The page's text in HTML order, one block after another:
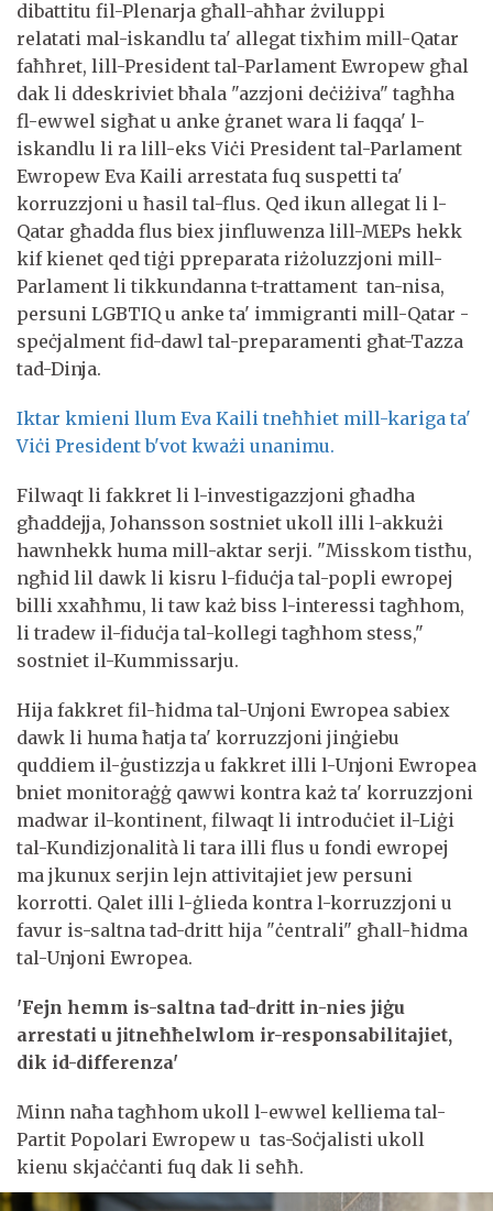
dibattitu fil-Plenarja għall-aħħar żviluppi
relatati mal-iskandlu ta' allegat tixħim mill-Qatar
faħħret, lill-President tal-Parlament Ewropew għal
dak li ddeskriviet bħala "azzjoni deċiżiva" tagħha
fl-ewwel sigħat u anke ġranet wara li faqqa' l-
iskandlu li ra lill-eks Viċi President tal-Parlament
Ewropew Eva Kaili arrestata fuq suspetti ta'
korruzzjoni u ħasil tal-flus. Qed ikun allegat li l-
Qatar għadda flus biex jinfluwenza lill-MEPs hekk
kif kienet qed tiġi ppreparata riżoluzzjoni mill-
Parlament li tikkundanna t-trattament tan-nisa,
persuni LGBTIQ u anke ta' immigranti mill-Qatar -
speċjalment fid-dawl tal-preparamenti għat-Tazza
tad-Dinja.
Iktar kmieni llum Eva Kaili tneħħiet mill-kariga ta'
Viċi President b'vot kważi unanimu.
Filwaqt li fakkret li l-investigazzjoni għadha
għaddejja, Johansson sostniet ukoll illi l-akkużi
hawnhekk huma mill-aktar serji. "Misskom tistħu,
ngħid lil dawk li kisru l-fiduċja tal-popli ewropej
billi xxaħħmu, li taw każ biss l-interessi tagħhom,
li tradew il-fiduċja tal-kollegi tagħhom stess,"
sostniet il-Kummissarju.
Hija fakkret fil-ħidma tal-Unjoni Ewropea sabiex
dawk li huma ħatja ta' korruzzjoni jinġiebu
quddiem il-ġustizzja u fakkret illi l-Unjoni Ewropea
bniet monitoraġġ qawwi kontra każ ta' korruzzjoni
madwar il-kontinent, filwaqt li introduċiet il-Liġi
tal-Kundizjonalità li tara illi flus u fondi ewropej
ma jkunux serjin lejn attivitajiet jew persuni
korrotti. Qalet illi l-ġlieda kontra l-korruzzjoni u
favur is-saltna tad-dritt hija "ċentrali" għall-ħidma
tal-Unjoni Ewropea.
'Fejn hemm is-saltna tad-dritt in-nies jiġu
arrestati u jitneħħelwlom ir-responsabilitajiet,
dik id-differenza'
Minn naħa tagħhom ukoll l-ewwel kelliema tal-
Partit Popolari Ewropew u tas-Soċjalisti ukoll
kienu skjaċċanti fuq dak li seħħ.